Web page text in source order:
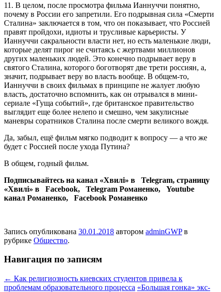
11. В целом, после просмотра фильма Ианнуччи понятно,
почему в России его запретили. Его подрывная сила «Смерти
Сталина» заключается в том, что он показывает, что Россией
правят пройдохи, идиоты и трусливые карьеристы. У
Ианнуччи сакральности власти нет, но есть маленькие люди,
которые делят пирог не считаясь с жертвами миллионов
других маленьких людей. Это конечно подрывает веру в
святого Сталина, которого боготворят две трети россиян, а,
значит, подрывает веру во власть вообще. В общем-то,
Ианнуччи в своих фильмах в принципе не жалует любую
власть, достаточно вспомнить, как он отрывался в мини-
сериале «Гуща событий», где британское правительство
выглядит еще более нелепо и смешно, чем закулисные
маневры соратников Сталина после смерти великого вождя.
Да, забыл, ещё фильм мягко подводит к вопросу — а что же
будет с Россией после ухода Путина?
В общем, годный фильм.
Подписывайтесь на канал «Хвилі» в Telegram, страницу
«Хвилі» в Facebook, Telegram Романенко, Youtube
канал Романенко, Facebook Романенко
Запись опубликована 30.01.2018 автором adminGWPв
рубрике Общество.
Навигация по записям
← Как религиозность киевских студентов привела к
проблемам образовательного процесса «Большая гонка» экс-